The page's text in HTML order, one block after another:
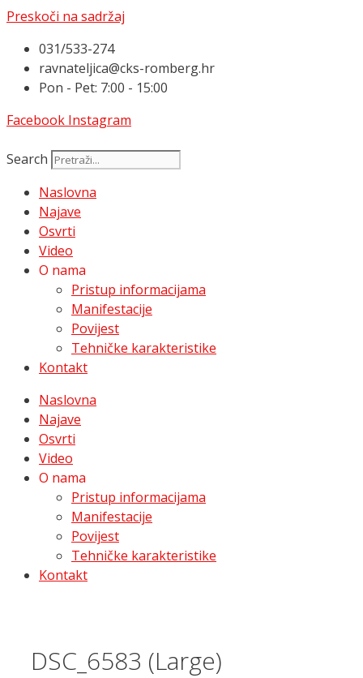
Preskoči na sadržaj
031/533-274
ravnateljica@cks-romberg.hr
Pon - Pet: 7:00 - 15:00
Facebook Instagram
Search
Naslovna
Najave
Osvrti
Video
O nama
Pristup informacijama
Manifestacije
Povijest
Tehničke karakteristike
Kontakt
Naslovna
Najave
Osvrti
Video
O nama
Pristup informacijama
Manifestacije
Povijest
Tehničke karakteristike
Kontakt
DSC_6583 (Large)